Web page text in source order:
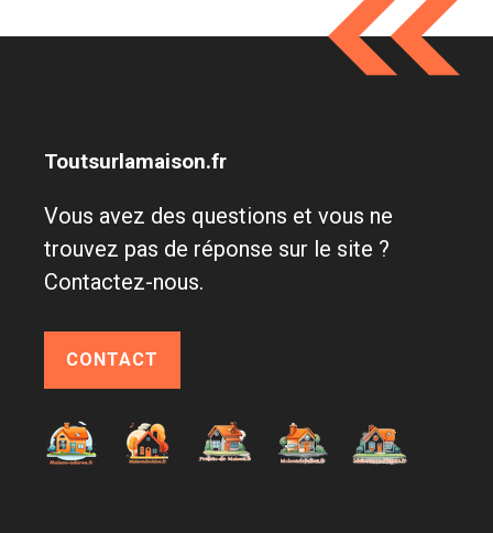
Toutsurlamaison.fr
Vous avez des questions et vous ne
trouvez pas de réponse sur le site ?
Contactez-nous.
CONTACT